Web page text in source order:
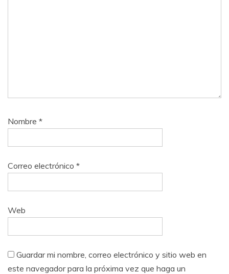
Nombre *
Correo electrónico *
Web
Guardar mi nombre, correo electrónico y sitio web en
este navegador para la próxima vez que haga un